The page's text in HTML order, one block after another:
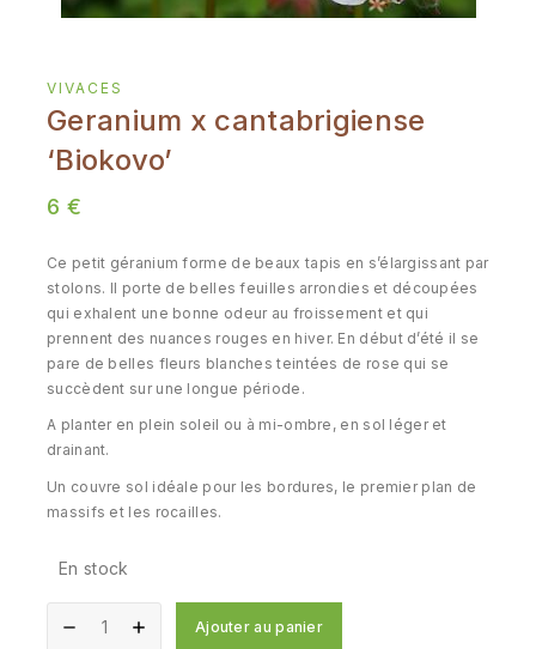
VIVACES
Geranium x cantabrigiense
‘Biokovo’
6 €
Ce petit géranium forme de beaux tapis en s’élargissant par
stolons. Il porte de belles feuilles arrondies et découpées
qui exhalent une bonne odeur au froissement et qui
prennent des nuances rouges en hiver. En début d’été il se
pare de belles fleurs blanches teintées de rose qui se
succèdent sur une longue période.
A planter en plein soleil ou à mi-ombre, en sol léger et
drainant.
Un couvre sol idéale pour les bordures, le premier plan de
massifs et les rocailles.
En stock
Ajouter au panier